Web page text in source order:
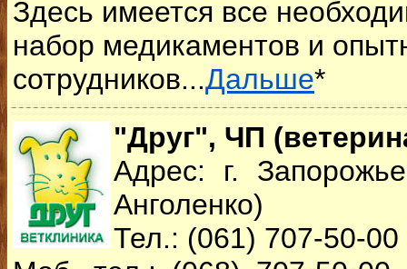
Здесь имеется все
набор медикаментов и
сотрудников...Дальше*
"Друг", ЧП
Адрес: г.
Анголенко)
Тел.: (061) 707-50-00